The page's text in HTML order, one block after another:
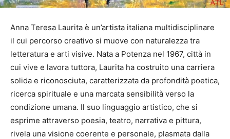
Anna Teresa Laurita è un’artista italiana multidisciplinare
il cui percorso creativo si muove con naturalezza tra
letteratura e arti visive. Nata a Potenza nel 1967, città in
cui vive e lavora tuttora, Laurita ha costruito una carriera
solida e riconosciuta, caratterizzata da profondità poetica,
ricerca spirituale e una marcata sensibilità verso la
condizione umana. Il suo linguaggio artistico, che si
esprime attraverso poesia, teatro, narrativa e pittura,
rivela una visione coerente e personale, plasmata dalla